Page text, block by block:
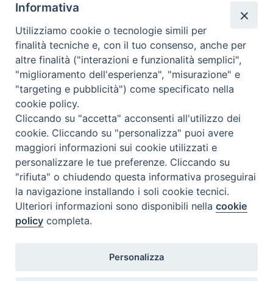
Calendario Appuntamenti
<< Ago 2026 >>
l m m g v s
d
27
28
3
4 5 6 7 8
9
10
11 12 13 14 15
17
18 19 21
24 25 26 27 28 29 30
31 1
Informativa
Utilizziamo cookie o tecnologie simili per
finalità tecniche e, con il tuo consenso, anche per
altre finalità ("interazioni e funzionalità semplici",
"miglioramento dell'esperienza", "misurazione" e
"targeting e pubblicità") come specificato nella
cookie policy.
Cliccando su "accetta" acconsenti all'utilizzo dei
cookie. Cliccando su "personalizza" puoi avere
maggiori informazioni sui cookie utilizzati e
personalizzare le tue preferenze. Cliccando su
"rifiuta" o chiudendo questa informativa proseguirai
la navigazione installando i soli cookie tecnici.
Ulteriori informazioni sono disponibili nellacookie
policy completa.
Personalizza